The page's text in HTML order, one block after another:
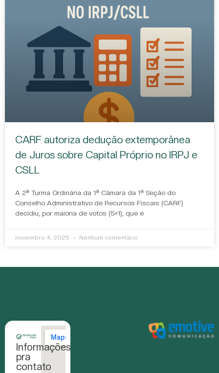
CARF autoriza dedução extemporânea
de Juros sobre Capital Próprio no IRPJ e
CSLL
A 2ª Turma Ordinária da 1ª Câmara da 1ª Seção do
Conselho Administrativo de Recursos Fiscais (CARF)
decidiu, por maioria de votos (5×1), que é
novembro 4, 2025 Nenhum comentário
Informações
pra
contato